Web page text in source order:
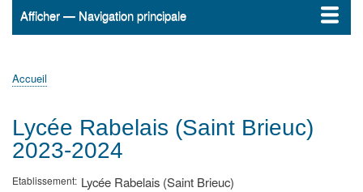
Navigation
Afficher — Navigation principale
Accueil
ActualitésMATh.en.JEANS ?
Régions et Ateliers
Créer, gérer un atelier
Sujets/Publications
Congrès
d'Ariane
Accueil
Lycée Rabelais (Saint Brieuc)
2023-2024
Etablissement Lycée Rabelais (Saint Brieuc)